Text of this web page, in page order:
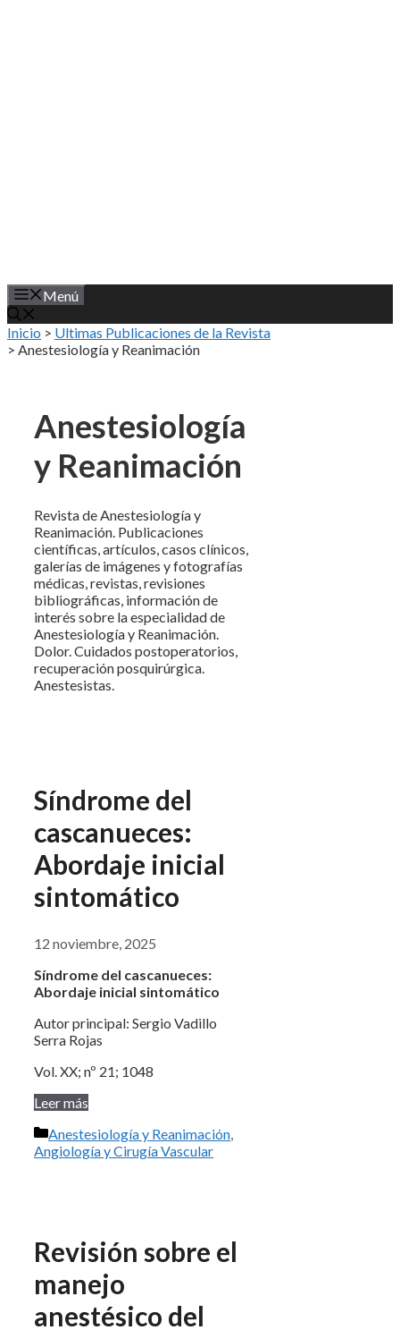
Menú
Inicio > Ultimas Publicaciones de la Revista
> Anestesiología y Reanimación
Anestesiología
y Reanimación
Revista de Anestesiología y
Reanimación. Publicaciones
científicas, artículos, casos clínicos,
galerías de imágenes y fotografías
médicas, revistas, revisiones
bibliográficas, información de
interés sobre la especialidad de
Anestesiología y Reanimación.
Dolor. Cuidados postoperatorios,
recuperación posquirúrgica.
Anestesistas.
Síndrome del
cascanueces:
Abordaje inicial
sintomático
12 noviembre, 2025
Síndrome del cascanueces:
Abordaje inicial sintomático
Autor principal: Sergio Vadillo
Serra Rojas
Vol. XX; nº 21; 1048
Leer más
Categorías
Anestesiología y Reanimación,
Angiología y Cirugía Vascular
Revisión sobre el
manejo
anestésico del